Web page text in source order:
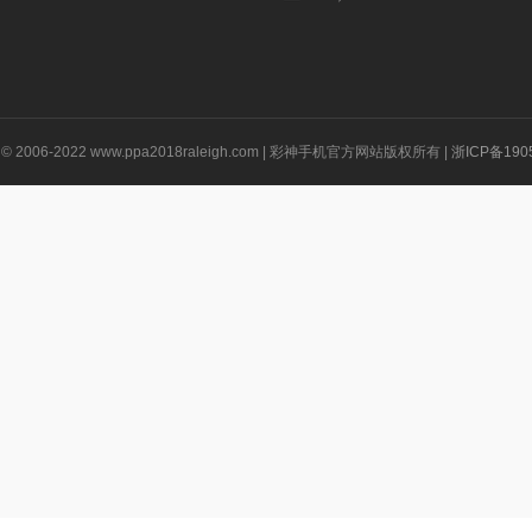
2006-2022 www.ppa2018raleigh.com | 彩神手机官方网站版权所有 | 浙ICP备